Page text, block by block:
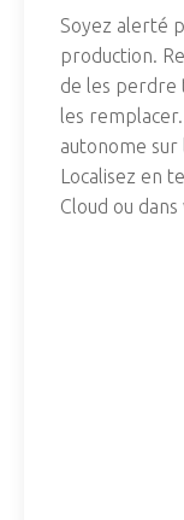
Soyez alerté
production.
de les perdre
les
autonome sur
Localisez en
Cloud ou